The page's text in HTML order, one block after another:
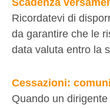
Scadenza
Ricordatevi di
da garantire che le
data valuta entro la
Cessazioni:
Quando un